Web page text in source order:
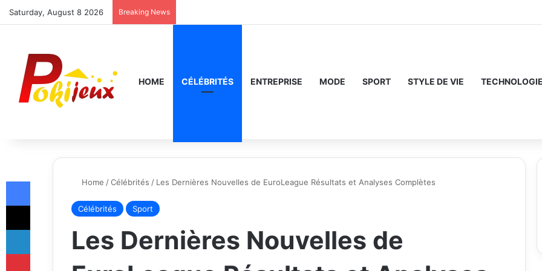
Saturday, August 8 2026 Breaking News
HOME CÉLÉBRITÉS ENTREPRISE MODE SPORT STYLE DE VIE TECHNOLOGIE
Home /Célébrités / Les Dernières Nouvelles de EuroLeague Résultats et Analyses Complètes
Célébrités Sport
Les Dernières Nouvelles de
Facebook
X
LinkedIn
Pinterest